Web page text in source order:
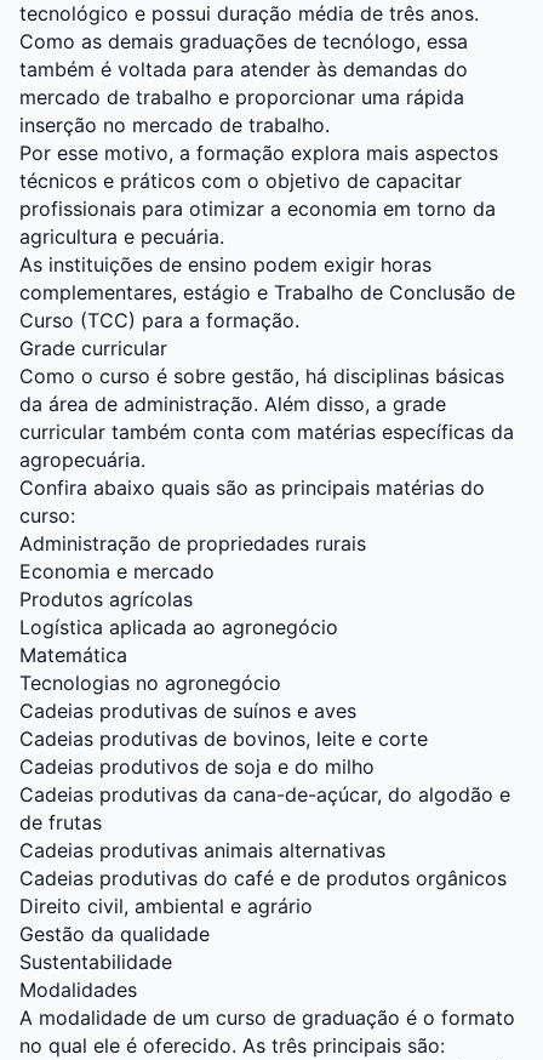
tecnológico e possui duração média de três anos.
Como as demais graduações de tecnólogo, essa
também é voltada para atender às demandas do
mercado de trabalho e proporcionar uma rápida
inserção no mercado de trabalho.
Por esse motivo, a formação explora mais aspectos
técnicos e práticos com o objetivo de capacitar
profissionais para otimizar a economia em torno da
agricultura e pecuária.
As instituições de ensino podem exigir horas
complementares, estágio e Trabalho de Conclusão de
Curso (TCC) para a formação.
Grade curricular
Como o curso é sobre gestão, há disciplinas básicas
da área de administração. Além disso, a grade
curricular também conta com matérias específicas da
agropecuária.
Confira abaixo quais são as principais matérias do
curso:
Administração de propriedades rurais
Economia e mercado
Produtos agrícolas
Logística aplicada ao agronegócio
Matemática
Tecnologias no agronegócio
Cadeias produtivas de suínos e aves
Cadeias produtivas de bovinos, leite e corte
Cadeias produtivos de soja e do milho
Cadeias produtivas da cana-de-açúcar, do algodão e
de frutas
Cadeias produtivas animais alternativas
Cadeias produtivas do café e de produtos orgânicos
Direito civil, ambiental e agrário
Gestão da qualidade
Sustentabilidade
Modalidades
A modalidade de um curso de graduação é o formato
no qual ele é oferecido. As três principais são: